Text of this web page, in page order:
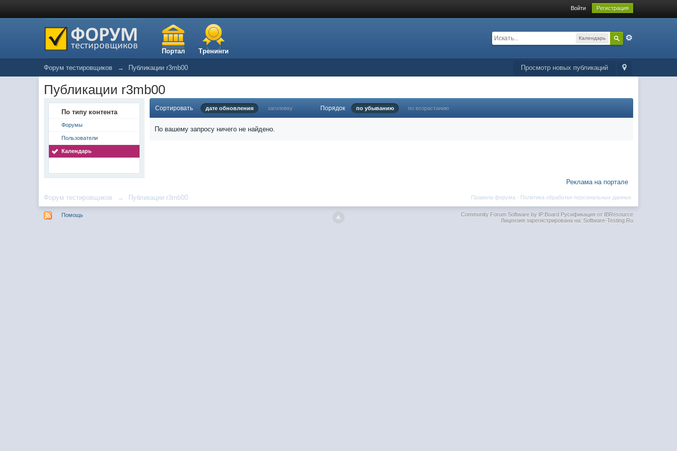
Войти Регистрация
Портал Тренинги
Календарь
Просмотр новых публикаций
Форум тестировщиков → Публикации r3mb00
Публикации r3mb00
По типу контента
Форумы
Пользователи
Календарь
Сортировать дате обновления заголовку Порядок по убыванию по возрастанию
По вашему запросу ничего не найдено.
Реклама на портале
Форум тестировщиков → Публикации r3mb00 Политика обработки персональных данных
Правила форума ·
Помощь Community Forum Software by IP.BoardРусификация от IBResource
Лицензия зарегистрирована на: Software-Testing.Ru